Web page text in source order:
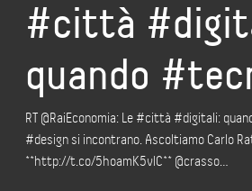
#città
quando
RT @RaiEconomia: Le #città #digitali:
#design si incontrano. Ascoltiamo Carlo
**http://t.co/5hoamK5vlC** @crasso…